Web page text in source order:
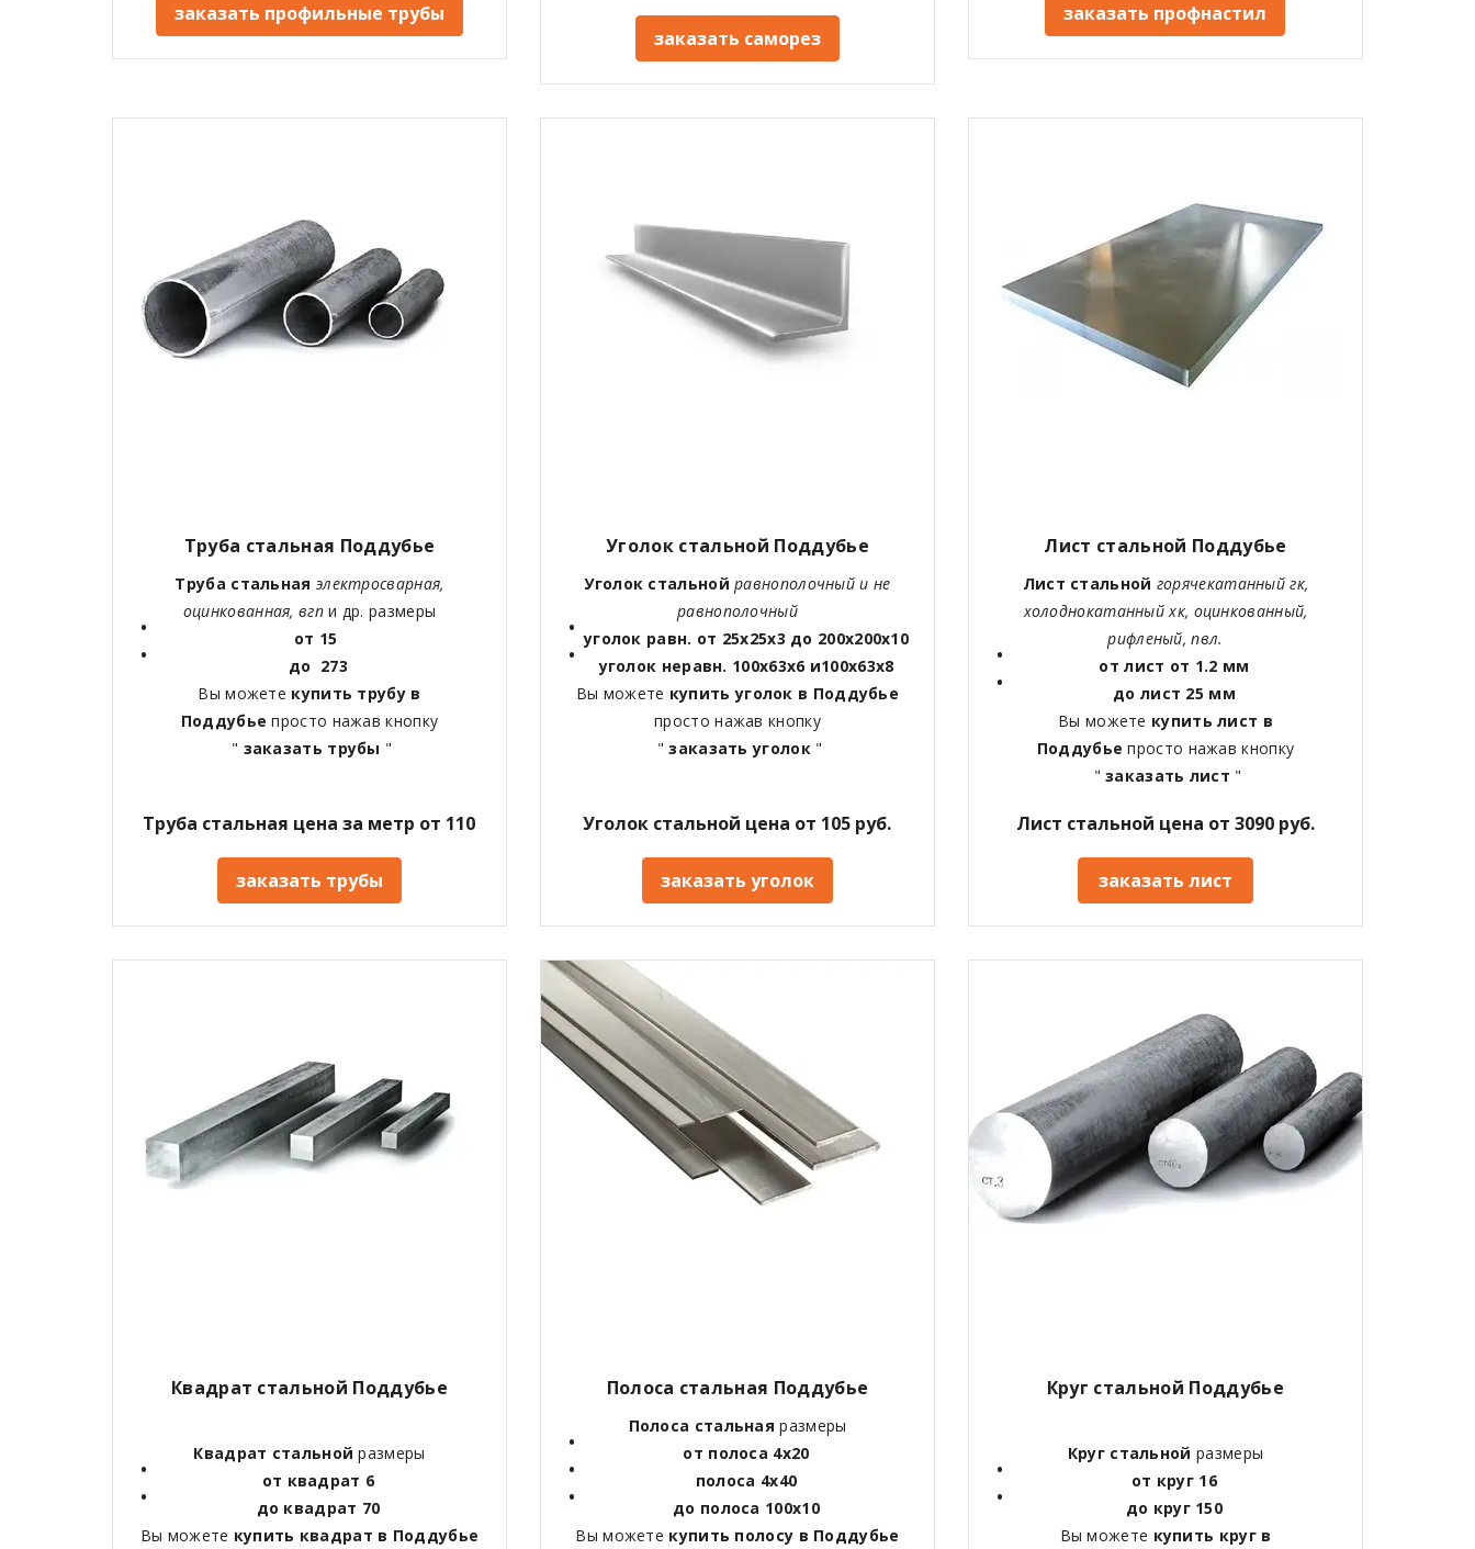
заказать профильные трубы
заказать саморез
заказать профнастил
Труба стальная Поддубье
Труба стальная электросварная,
оцинкованная, вгпи др. размеры
от 15
до 273
Вы можете купить трубу в
Поддубьепросто нажав кнопку
" заказать трубы "
Труба стальная цена за метр от 110
заказать трубы
Уголок стальной Поддубье
Уголок стальной равнополочный и не
равнополочный
уголок равн. от 25х25х3 до 200х200х10
уголок неравн. 100х63х6 и100х63х8
Вы можете купить уголок в Поддубье
просто нажав кнопку
" заказать уголок"
Уголок стальной цена от 105 руб.
заказать уголок
Лист стальной Поддубье
Лист стальной горячекатанный гк,
холоднокатанный хк, оцинкованный,
рифленый, пвл.
от лист от 1.2 мм
до лист 25 мм
Вы можете купить лист в
Поддубьепросто нажав кнопку
"заказать лист "
Лист стальной цена от 3090 руб.
заказать лист
Квадрат стальной Поддубье
Квадрат стальной размеры
от квадрат 6
до квадрат 70
Вы можете купить квадрат в Поддубье
Полоса стальная Поддубье
Полоса стальная размеры
от полоса 4х20
полоса 4х40
до полоса 100х10
Вы можете купить полосу в Поддубье
Круг стальной Поддубье
Круг стальной размеры
от круг 16
до круг 150
Вы можете купить круг в